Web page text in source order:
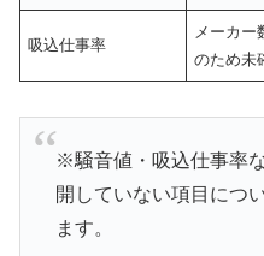
吸込仕事率
メーカー
のため未
※騒音値・吸込仕事率
開していない項目につ
ます。